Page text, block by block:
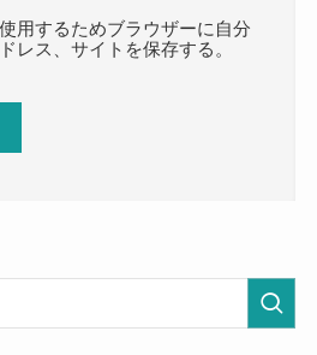
用するためブラウザーに自分
レス、サイトを保存する。